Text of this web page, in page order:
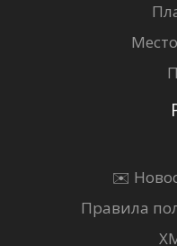
✉️
Правила